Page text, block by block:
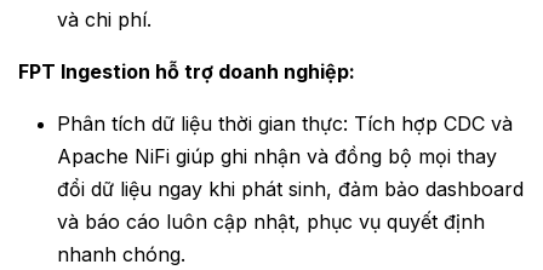
và chi phí.
FPT Ingestion hỗ trợ doanh nghiệp:
Phân tích dữ liệu thời gian thực: Tích hợp CDC và
Apache NiFi giúp ghi nhận và đồng bộ mọi thay
đổi dữ liệu ngay khi phát sinh, đảm bảo dashboard
và báo cáo luôn cập nhật, phục vụ quyết định
nhanh chóng.